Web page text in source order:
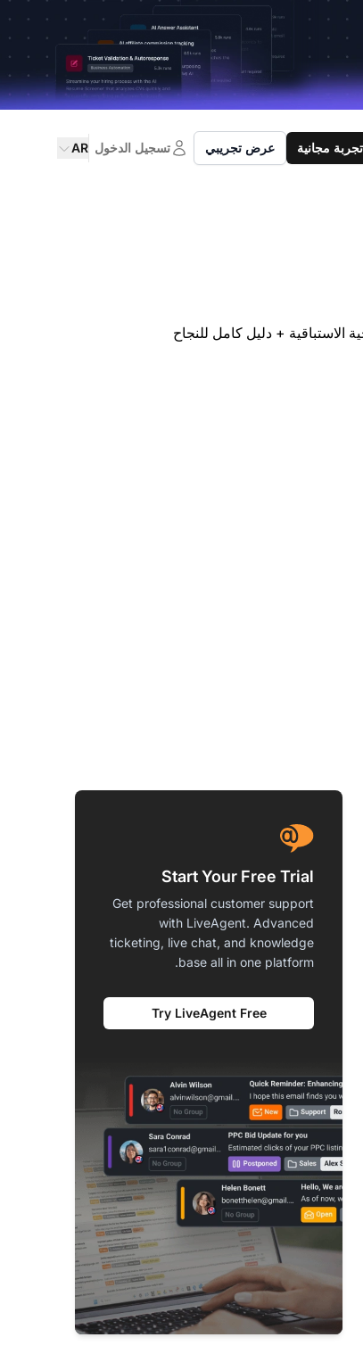
تجربة مجانية عرض تجريبي تسجيل الدخول AR
Start Your Free Trial
Get professional customer support
with LiveAgent. Advanced
ticketing, live chat, and knowledge
base all in one platform.
Try LiveAgent Free